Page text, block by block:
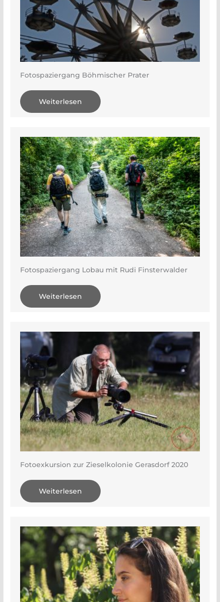
Fotospaziergang Böhmischer Prater
Weiterlesen
Fotospaziergang Lobau mit Rudi Finsterwalder
Weiterlesen
Fotoexkursion zur Zieselkolonie Gerasdorf 2020
Weiterlesen